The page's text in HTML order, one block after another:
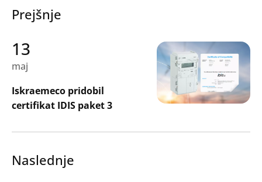
Search
Prejšnje
13
maj
Iskraemeco pridobil
certifikat IDIS paket 3
Naslednje